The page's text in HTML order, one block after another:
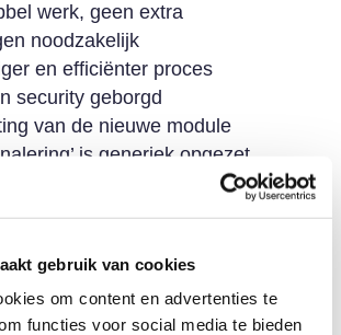
gebruik van cookies
om content en advertenties te
functies voor social media te bieden
werk, geen extra
noodzakelijk
en efficiënter proces
security geborgd
van de nieuwe module
is generiek opgezet.
kunnen ook andere organisaties
gebruiken?Neem gerust
.